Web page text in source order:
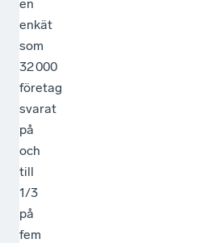
en
enkät
som
32 000
företag
svarat
på
och
till
1/3
på
fem